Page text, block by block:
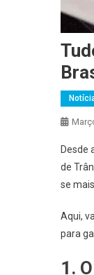
Desde
de
se
Aqui,
para
1.